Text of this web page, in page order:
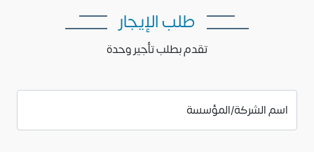
طلب الإيجار
تقدم بطلب تأجير وحدة
اسم الشركة/المؤسسة